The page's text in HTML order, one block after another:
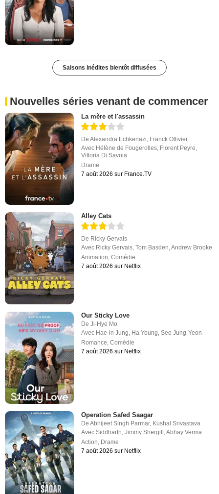
Saisons inédites bientôt diffusées
Nouvelles séries venant de commencer
La mère et l'assassin
DeAlexandra Echkenazi Franck Ollivier
Avec Hélène de Fougerolles Florent Peyre
Vittoria Di Savoia
Drame
7 août 2026 sur France.TV
Alley Cats
De Ricky Gervais
Avec Ricky Gervais,Tom Basden,Andrew Brooke
Animation,Comédie
7 août 2026 sur Netflix
Our Sticky Love
DeJi-Hye Mo
Avec Hae-in Jung, Ha Young,Seo Jung-Yeon
Romance,Comédie
7 août 2026 sur Netflix
Operation Safed Saagar
DeAbhijeet Singh Parmar, Kushal Srivastava
AvecSiddharth,Jimmy Shergill ,Abhay Verma
Action, Drame
7 août 2026 sur Netflix